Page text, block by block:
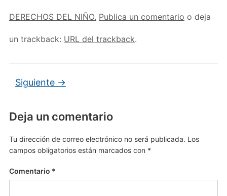
DERECHOS DEL NIÑO. Publica un comentario o deja
un trackback: URL del trackback.
Siguiente →
Deja un comentario
Tu dirección de correo electrónico no será publicada. Los
campos obligatorios están marcados con *
Comentario *